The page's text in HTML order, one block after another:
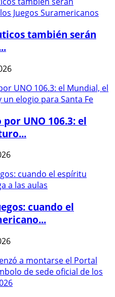
también serán
UNO 106.3: el
cuando el